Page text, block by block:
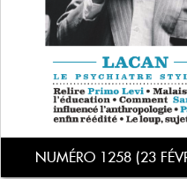
NUMÉRO 1258 (23